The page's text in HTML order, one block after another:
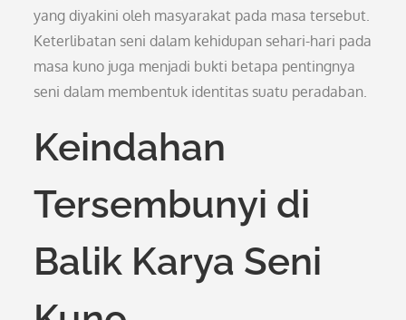
yang diyakini oleh masyarakat pada masa tersebut.
Keterlibatan seni dalam kehidupan sehari-hari pada
masa kuno juga menjadi bukti betapa pentingnya
seni dalam membentuk identitas suatu peradaban.
Keindahan
Tersembunyi di
Balik Karya Seni